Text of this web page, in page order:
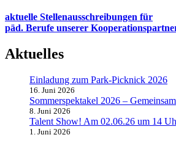
aktuelle Stellenausschreibungen für
päd. Berufe unserer
Aktuelles
Einladung zum Park-Picknick 2026
16. Juni 2026
Sommerspektakel 2026 –
8. Juni 2026
Talent Show! Am 02.06.26 um 14
1. Juni 2026